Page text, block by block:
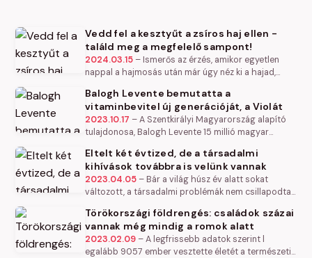
Vedd fel a kesztyűt a zsíros haj ellen -
találd meg a megfelelő sampont!
2024.03.15 – Ismerős az érzés, amikor egyetlen
nappal a hajmosás után már úgy néz ki a hajad,
küzdenek ezzel a problémával, de…
Balogh Levente bemutatta a
vitaminbevitel új generációját, a Violát
2023.10.17 –A Szentkirályi Magyarország alapító
tulajdonosa, Balogh Levente 15 millió magyar
gélvitaminokkal. A Viola…
Eltelt két évtized, de a társadalmi
kihívások továbbra is velünk vannak
2023.04.05 – Bár a világ húsz év alatt sokat
változott, a társadalmi problémák nem csillapodtak,
kell megküzdenie az…
Törökországi földrengés: családok százai
vannak még mindig a romok alatt
2023.02.09 –A legfrissebb adatok szerint l
egalább 9057 ember vesztette életét a természeti